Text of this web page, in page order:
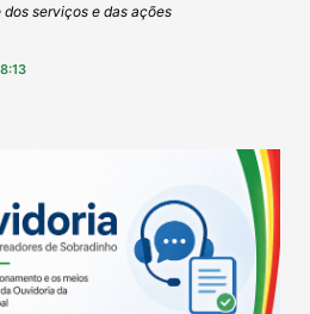
serviços e das ações